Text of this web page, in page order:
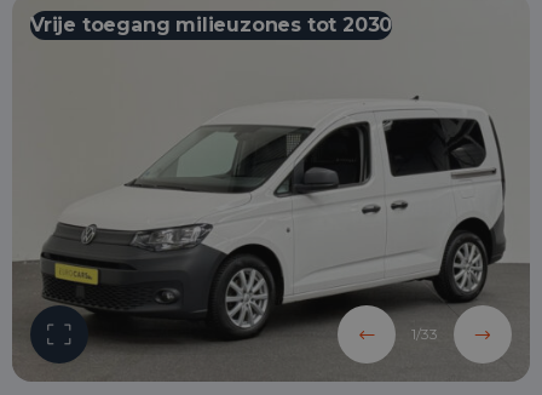
Vrije toegang milieuzones tot 2030
1/33